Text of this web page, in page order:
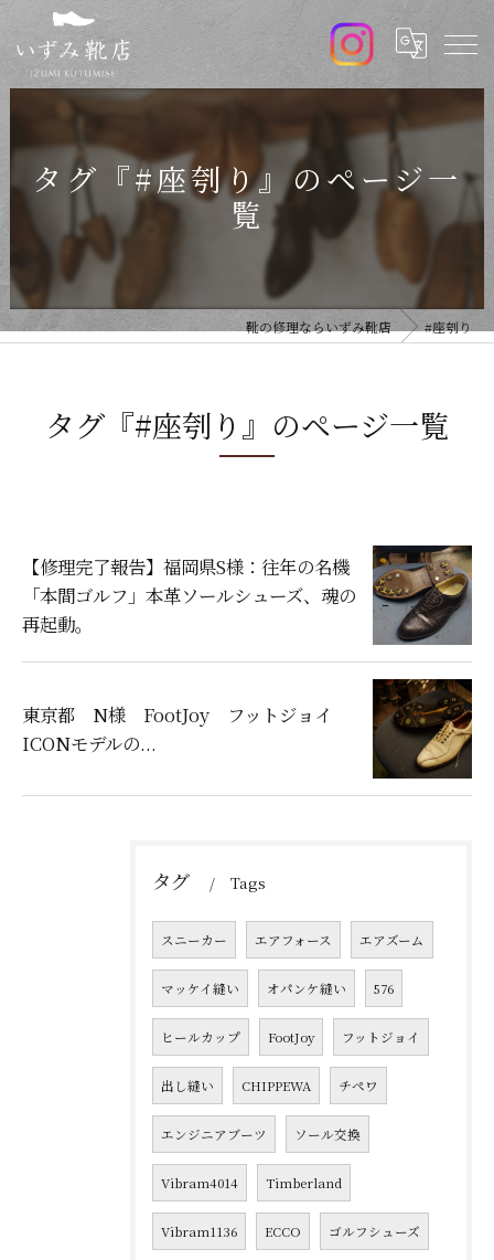
タグ『#座刳り』のページ一
覧
靴の修理ならいずみ靴店 #座刳り
タグ『#座刳り』のページ一覧
【修理完了報告】福岡県S様：往年の名機
「本間ゴルフ」本革ソールシューズ、魂の
再起動。
東京都 N様 FootJoy フットジョイ
ICONモデルの...
タグ Tags
スニーカー エアフォース エアズーム
マッケイ縫い オパンケ縫い 576
ヒールカップ FootJoy フットジョイ
出し縫い CHIPPEWA チペワ
エンジニアブーツ ソール交換
Vibram4014 Timberland
Vibram1136 ECCO ゴルフシューズ